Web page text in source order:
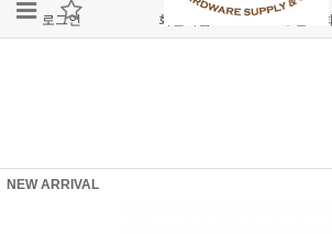
로그인 회원가입 주문조회
NEW ARRIVAL